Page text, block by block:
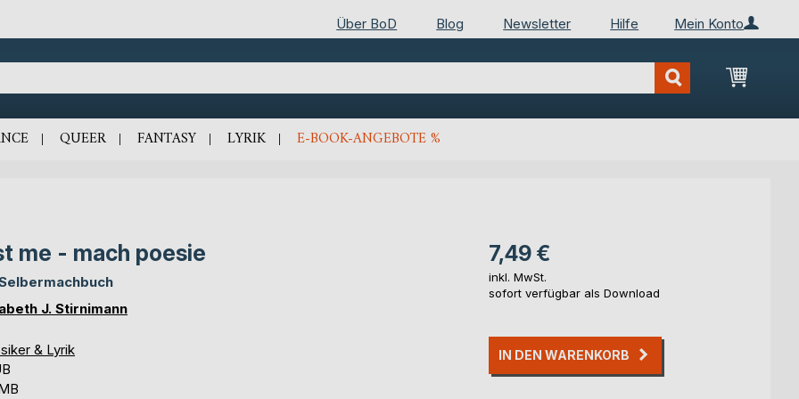
Mein Konto
Über BoD Blog Newsletter Hilfe
Mein
QUEER FANTASY LYRIK E-BOOK-ANGEBOTE %
me - mach poesie
J. Stirnimann
& Lyrik
7,49 €
inkl. MwSt.
sofort verfügbar als Download
IN DEN WARENKORB